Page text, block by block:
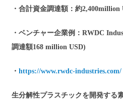
・合計資金調達額：約2,400million
・ベンチャー企業例：RWDC
調達額168 million USD)
・https://www.rwdc-industries.com/
生分解性プラスチックを開発する